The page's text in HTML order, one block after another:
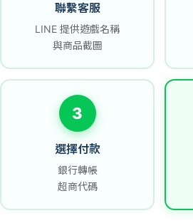
聯繫客服
LINE 提供遊戲名稱
與商品截圖
3
選擇付款
銀行轉帳
超商代碼